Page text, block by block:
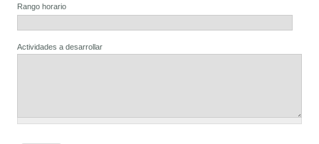
Rango horario
Actividades a desarrollar